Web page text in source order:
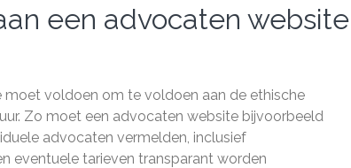
een advocaten website
moet voldoen om te voldoen aan de ethische
Zo moet een advocaten website bijvoorbeeld
advocaten vermelden, inclusief
eventuele tarieven transparant worden